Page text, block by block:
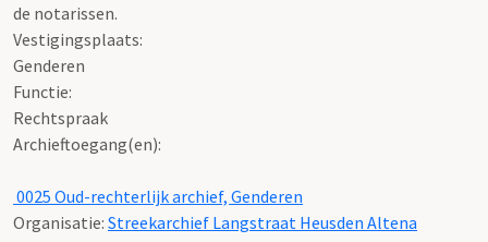
de notarissen.
Vestigingsplaats:
Genderen
Functie:
Rechtspraak
Archieftoegang(en):
0025 Oud-rechterlijk archief, Genderen
Organisatie: Streekarchief Langstraat Heusden Altena